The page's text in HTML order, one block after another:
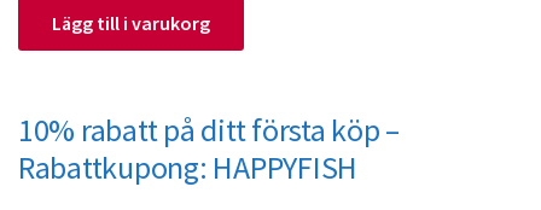
Lägg till i varukorg
10% rabatt på ditt första köp –
Rabattkupong: HAPPYFISH